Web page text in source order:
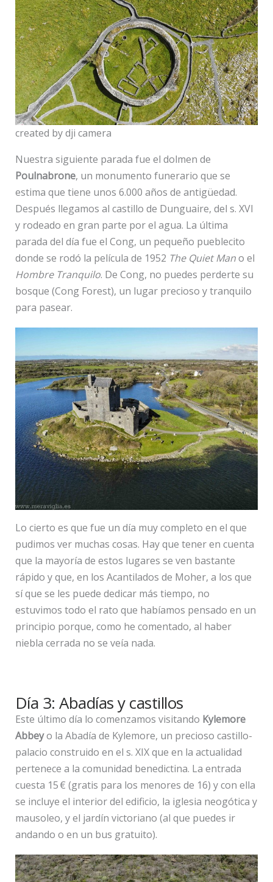
created by dji camera
Nuestra siguiente parada fue el dolmen de
Poulnabrone, un monumento funerario que se
estima que tiene unos 6.000 años de antigüedad.
Después llegamos al castillo de Dunguaire, del s. XVI
y rodeado en gran parte por el agua. La última
parada del día fue el Cong, un pequeño pueblecito
donde se rodó la película de 1952 The Quiet Mano el
Hombre Tranquilo. De Cong, no puedes perderte su
bosque (Cong Forest), un lugar precioso y tranquilo
para pasear.
Lo cierto es que fue un día muy completo en el que
pudimos ver muchas cosas. Hay que tener en cuenta
que la mayoría de estos lugares se ven bastante
rápido y que, en los Acantilados de Moher, a los que
sí que se les puede dedicar más tiempo, no
estuvimos todo el rato que habíamos pensado en un
principio porque, como he comentado, al haber
niebla cerrada no se veía nada.
Día 3: Abadías y castillos
Este último día lo comenzamos visitando Kylemore
Abbeyo la Abadía de Kylemore, un precioso castillo-
palacio construido en el s. XIX que en la actualidad
pertenece a la comunidad benedictina. La entrada
cuesta 15 € (gratis para los menores de 16) y con ella
se incluye el interior del edificio, la iglesia neogótica y
mausoleo, y el jardín victoriano (al que puedes ir
andando o en un bus gratuito).